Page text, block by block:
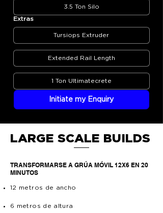
3.5 Ton Silo
Extras
Tursiops Extruder
Extended Rail Length
1 Ton Ultimatecrete
Initiate my Enquiry
LARGE SCALE BUILDS
TRANSFORMARSE A GRÚA MÓVIL 12X6 EN 20
MINUTOS
12 metros de ancho
6 metros de altura